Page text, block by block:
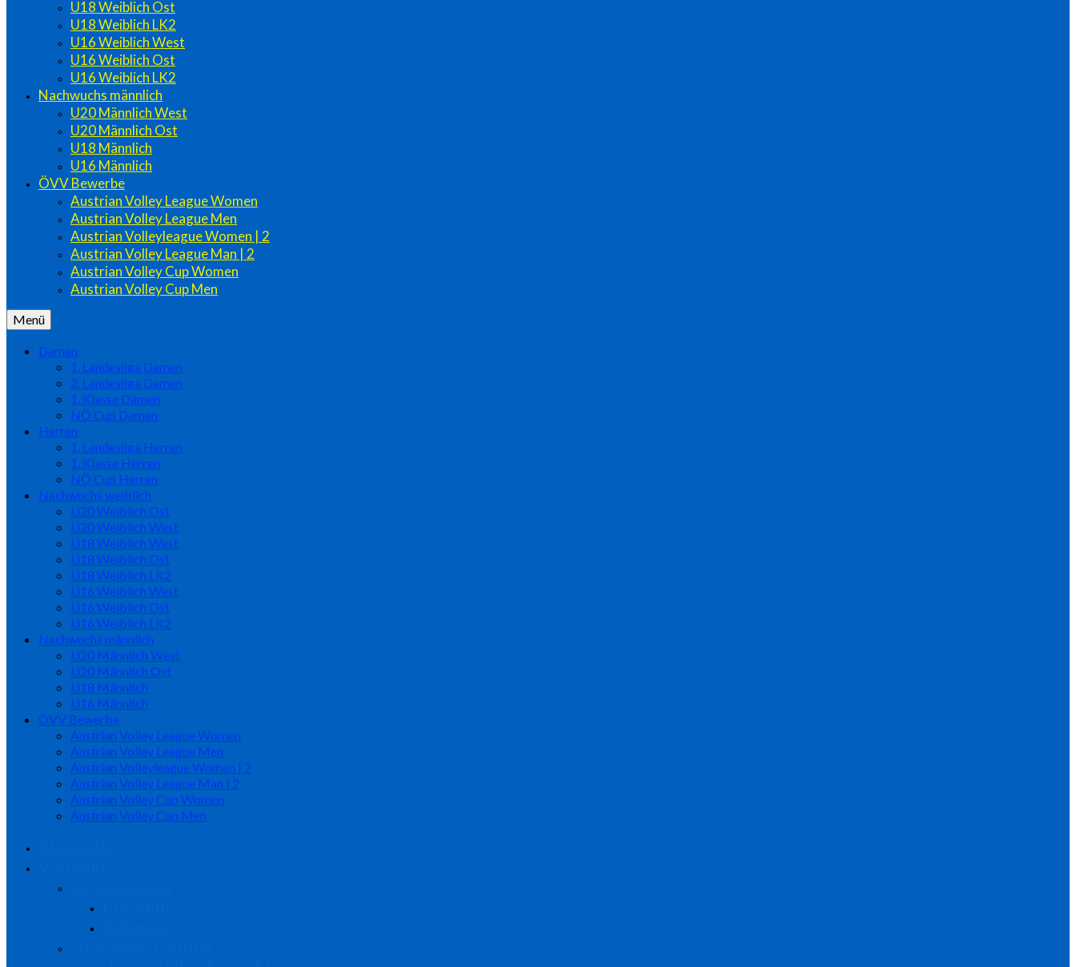
U18 Weiblich Ost
U18 Weiblich LK2
U16 Weiblich West
U16 Weiblich Ost
U16 Weiblich LK2
Nachwuchs männlich
U20 Männlich West
U20 Männlich Ost
U18 Männlich
U16 Männlich
ÖVV Bewerbe
Austrian Volley League Women
Austrian Volley League Men
Austrian Volleyleague Women | 2
Austrian Volley League Man | 2
Austrian Volley Cup Women
Austrian Volley Cup Men
Menü
Damen
1. Landesliga Damen
2. Landesliga Damen
1. Klasse Damen
NÖ Cup Damen
Herren
1. Landesliga Herren
1. Klasse Herren
NÖ Cup Herren
Nachwuchs weiblich
U20 Weiblich Ost
U20 Weiblich West
U18 Weiblich West
U18 Weiblich Ost
U18 Weiblich LK2
U16 Weiblich West
U16 Weiblich Ost
U16 Weiblich LK2
Nachwuchs männlich
U20 Männlich West
U20 Männlich Ost
U18 Männlich
U16 Männlich
ÖVV Bewerbe
Austrian Volley League Women
Austrian Volley League Men
Austrian Volleyleague Women | 2
Austrian Volley League Man | 2
Austrian Volley Cup Women
Austrian Volley Cup Men